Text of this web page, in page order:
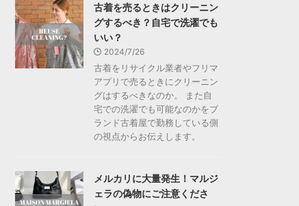
古着を売るときはクリーニン
グするべき？自宅で洗濯でも
いい？
2024/7/26
古着をリサイクル業者やフリマ
アプリで売るときにクリーニン
グはするべきなのか。 また自
宅での洗濯でも可能なのかをブ
ランド古着屋で勤務している側
の視点からお伝えします。
メルカリに大量発生！マルジ
ェラの偽物にご注意くださ